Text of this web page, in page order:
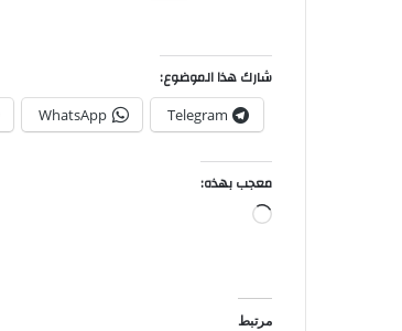
شارك هذا الموضوع:
Telegram
WhatsApp
معجب بهذه:
مرتبط